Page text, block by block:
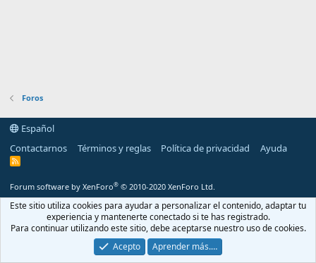
Foros
Español
Contactarnos
Términos y reglas Política de privacidad Ayuda
R
Forum software by XenForo® © 2010-2020 XenForo Ltd.
Este sitio utiliza cookies para ayudar a personalizar el contenido, adaptar tu
experiencia y mantenerte conectado si te has registrado.
Para continuar utilizando este sitio, debe aceptarse nuestro uso de cookies.
Acepto
Aprender más.…